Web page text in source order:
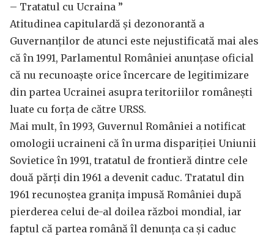
– Tratatul cu Ucraina ”
Atitudinea capitulardă și dezonorantă a
Guvernanților de atunci este nejustificată mai ales
că în 1991, Parlamentul României anunțase oficial
că nu recunoaște orice încercare de legitimizare
din partea Ucrainei asupra teritoriilor românești
luate cu forța de către URSS.
Mai mult, în 1993, Guvernul României a notificat
omologii ucraineni că în urma dispariției Uniunii
Sovietice în 1991, tratatul de frontieră dintre cele
două părți din 1961 a devenit caduc. Tratatul din
1961 recunoștea granița impusă României după
pierderea celui de-al doilea război mondial, iar
faptul că partea română îl denunța ca și caduc